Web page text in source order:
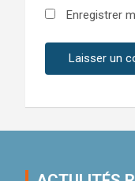
Enregistrer